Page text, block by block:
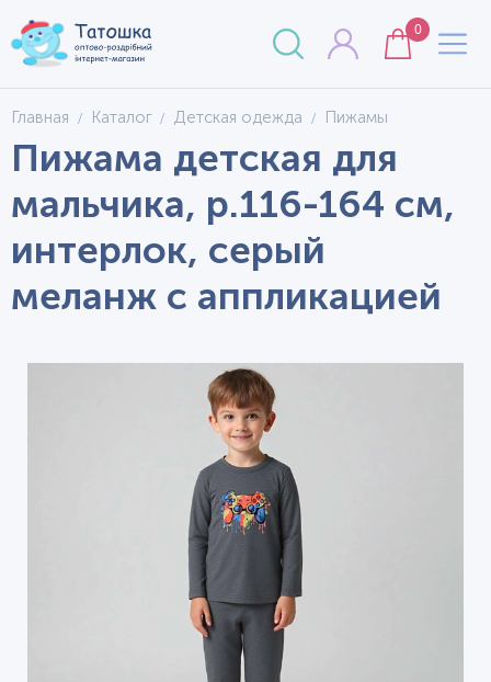
0
Главная Каталог Детская одежда Пижамы
Пижама детская для
мальчика, р.116-164 см,
интерлок, серый
меланж с аппликацией